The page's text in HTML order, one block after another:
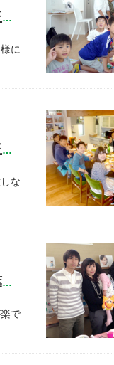
開催しました! 『新築お披露目パーティー』 埼玉県さいたま市 O様宅
に
開催しました! 『新築お披露目パーティー』 埼玉県さいたま市 O様宅
な
開催しました! 『新築お披露目パーティー』 千葉県船橋市 A様宅
で